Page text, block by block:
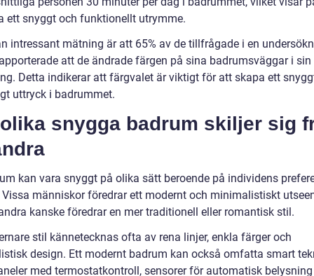
ett snyggt och funktionellt utrymme.
intressant mätning är att 65% av de tillfrågade i en
att de ändrade färgen på sina badrumsväggar i sin
Detta indikerar att färgvalet är viktigt för att skapa ett
uttryck i badrummet.
snygga badrum skiljer sig
kan vara snyggt på olika sätt beroende på individens
människor föredrar ett modernt och minimalistiskt
kanske föredrar en mer traditionell eller romantisk stil.
stil kännetecknas ofta av rena linjer, enkla färger och
design. Ett modernt badrum kan också omfatta smart
med termostatkontroll, sensorer för automatisk